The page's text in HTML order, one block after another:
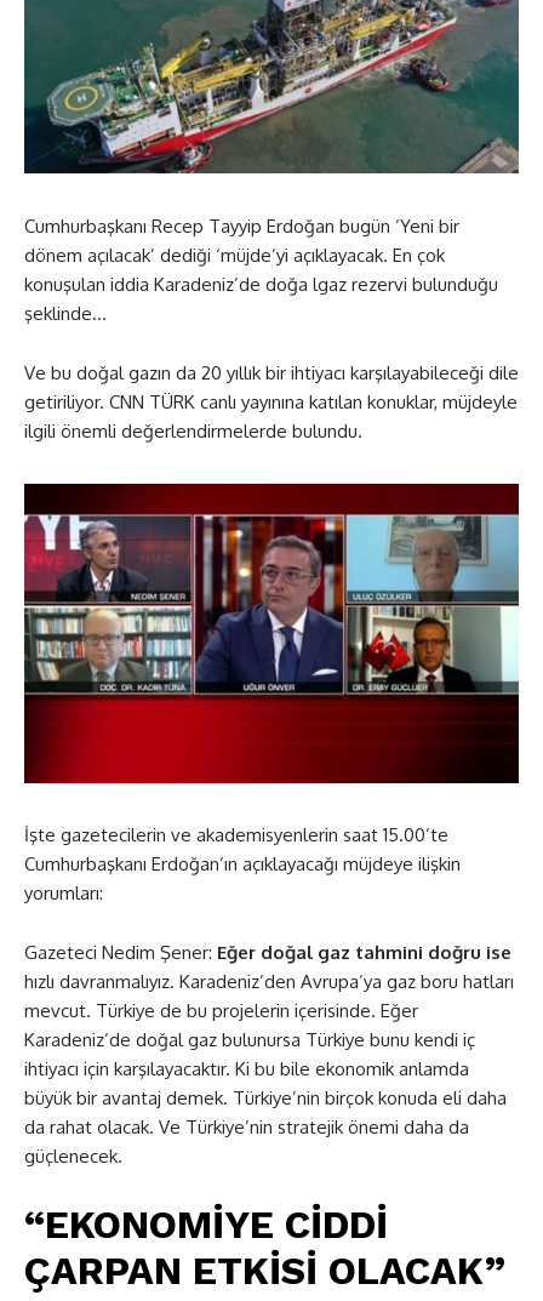
Cumhurbaşkanı Recep Tayyip Erdoğan bugün ‘Yeni bir
dönem açılacak’ dediği ‘müjde’yi açıklayacak. En çok
konuşulan iddia Karadeniz’de doğa lgaz rezervi bulunduğu
şeklinde…
Ve bu doğal gazın da 20 yıllık bir ihtiyacı karşılayabileceği dile
getiriliyor. CNN TÜRK canlı yayınına katılan konuklar, müjdeyle
ilgili önemli değerlendirmelerde bulundu.
İşte gazetecilerin ve akademisyenlerin saat 15.00’te
Cumhurbaşkanı Erdoğan’ın açıklayacağı müjdeye ilişkin
yorumları:
Gazeteci Nedim Şener: Eğer doğal gaz tahmini doğru ise
hızlı davranmalıyız. Karadeniz’den Avrupa’ya gaz boru hatları
mevcut. Türkiye de bu projelerin içerisinde. Eğer
Karadeniz’de doğal gaz bulunursa Türkiye bunu kendi iç
ihtiyacı için karşılayacaktır. Ki bu bile ekonomik anlamda
büyük bir avantaj demek. Türkiye’nin birçok konuda eli daha
da rahat olacak. Ve Türkiye’nin stratejik önemi daha da
güçlenecek.
“EKONOMİYE CİDDİ
ÇARPAN ETKİSİ OLACAK”